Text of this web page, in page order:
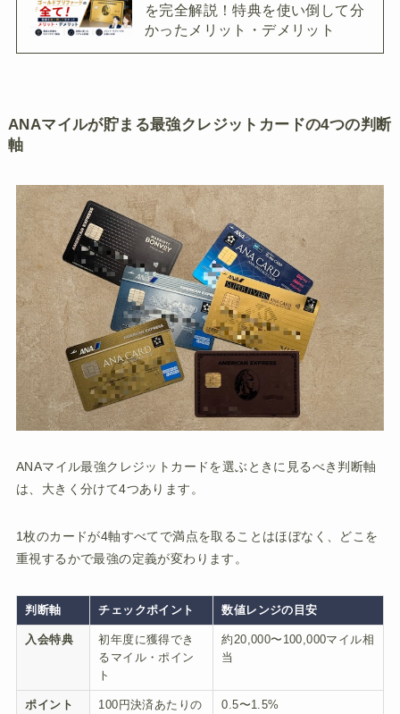
を完全解説！特典を使い倒して分
かったメリット・デメリット
ANAマイルが貯まる最強クレジットカードの4つの判断
軸
ANAマイル最強クレジットカードを選ぶときに見るべき判断軸
は、大きく分けて4つあります。
1枚のカードが4軸すべてで満点を取ることはほぼなく、どこを
重視するかで最強の定義が変わります。
判断軸 チェックポイント 数値レンジの目安
入会特典
初年度に獲得でき
るマイル・ポイン
ト
約20,000〜100,000マイル相
当
ポイント
100円決済あたりの
0.5〜1.5%